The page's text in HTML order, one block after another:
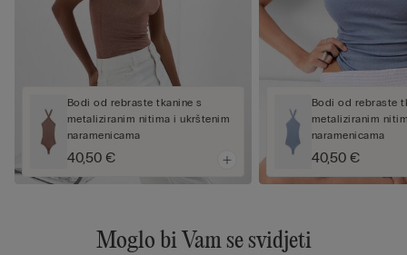
Bodi od rebraste tkanine s
metaliziranim nitima i ukrštenim
naramenicama
40,50 €
Bodi od rebraste
metaliziranim
naramenicama
40,50 €
Moglo bi Vam se svidjeti